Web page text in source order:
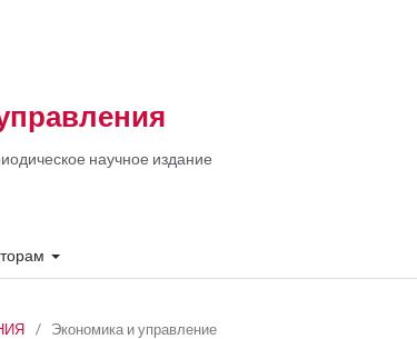
научное издание
/ Экономика и управление